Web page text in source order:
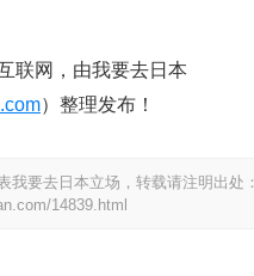
联网，由我要去日本
）整理发布！
我要去日本立场，转载请注明出处：
14839.html